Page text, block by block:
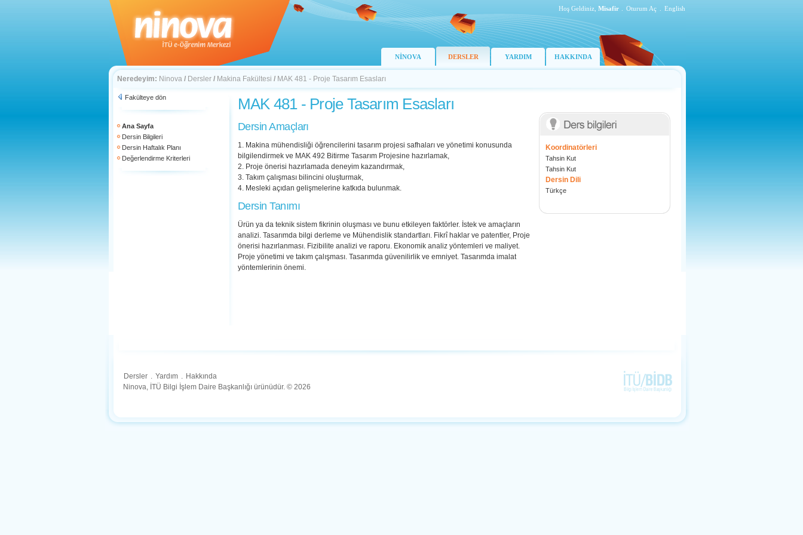
Hoş Geldiniz, Misafir Oturum Aç English
NİNOVA DERSLER YARDIM HAKKINDA
Neredeyim: Ninova / Dersler / Makina Fakültesi / MAK 481 - Proje Tasarım Esasları
Fakülteye dön
Ana Sayfa
Dersin Bilgileri
Dersin Haftalık Planı
Değerlendirme Kriterleri
MAK 481 - Proje Tasarım Esasları
Dersin Amaçları
1. Makina mühendisliği öğrencilerini tasarım projesi safhaları ve yönetimi konusunda
bilgilendirmek ve MAK 492 Bitirme Tasarım Projesine hazırlamak,
2. Proje önerisi hazırlamada deneyim kazandırmak,
3. Takım çalışması bilincini oluşturmak,
4. Mesleki açıdan gelişmelerine katkıda bulunmak.
Dersin Tanımı
Ürün ya da teknik sistem fikrinin oluşması ve bunu etkileyen faktörler. İstek ve amaçların
analizi. Tasarımda bilgi derleme ve Mühendislik standartları. Fikrî haklar ve patentler, Proje
önerisi hazırlanması. Fizibilite analizi ve raporu. Ekonomik analiz yöntemleri ve maliyet.
Proje yönetimi ve takım çalışması. Tasarımda güvenilirlik ve emniyet. Tasarımda imalat
yöntemlerinin önemi.
Koordinatörleri
Tahsin Kut
Tahsin Kut
Dersin Dili
Türkçe
Dersler . Yardım . Hakkında
Ninova, İTÜ Bilgi İşlem Daire Başkanlığı ürünüdür. © 2026